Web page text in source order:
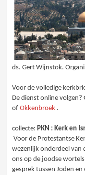
ds. Gert Wijnstok.
Voor de volledige
De dienst online volgen?
ofOkkenbroek .
collecte:PKN : Kerk en
Voor de Protestantse
wezenlijk onderdeel van
ons op de joodse
gesprek tussen Joden